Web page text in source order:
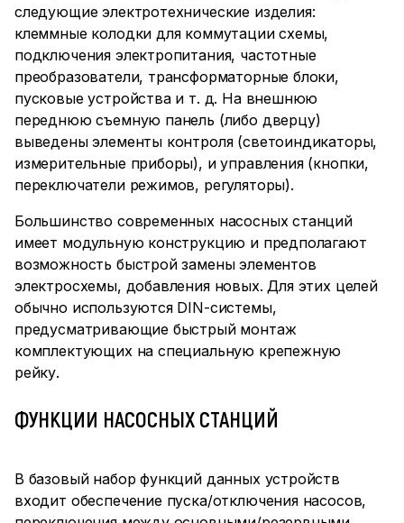
следующие электротехнические изделия:
клеммные колодки для коммутации схемы,
подключения электропитания, частотные
преобразователи, трансформаторные блоки,
пусковые устройства и т. д. На внешнюю
переднюю съемную панель (либо дверцу)
выведены элементы контроля (светоиндикаторы,
измерительные приборы), и управления (кнопки,
переключатели режимов, регуляторы).
Большинство современных насосных станций
имеет модульную конструкцию и предполагают
возможность быстрой замены элементов
электросхемы, добавления новых. Для этих целей
обычно используются DIN-системы,
предусматривающие быстрый монтаж
комплектующих на специальную крепежную
рейку.
ФУНКЦИИ НАСОСНЫХ СТАНЦИЙ
В базовый набор функций данных устройств
входит обеспечение пуска/отключения насосов,